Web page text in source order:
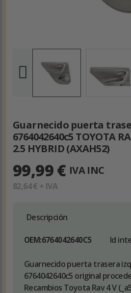
Guarnecido puerta
6764042640c5 TOYOTA
2.5 HYBRID (AXAH52)
99,99 € IVA INC
82,64 € + IVA
Descripción
OEM:6764042640C5 Id
Guarnecido puerta trasera
6764042640c5 original
Recambios Toyota Rav 4 V